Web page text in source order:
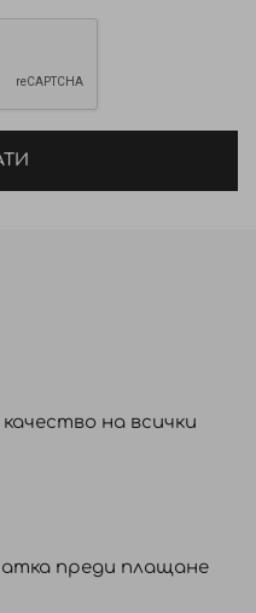
PHOSPHATE,
DODECYL P-
/ FRAGRANCE,
MELO FRUIT EXTRACT
EXTRACT,
GLYCOL, CITRIC ACID,
COUMARIN, CI 61570
на всички
преди плащане